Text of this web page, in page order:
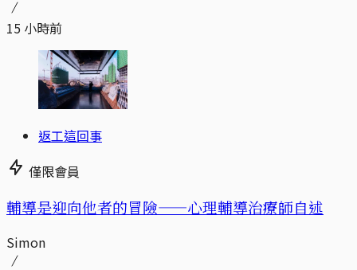
15 小時前
返工這回事
僅限會員
輔導是迎向他者的冒險——心理輔導治療師自述
Simon